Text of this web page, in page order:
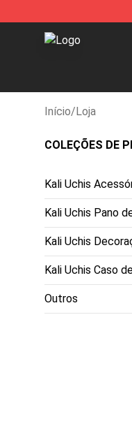
Kali Uchis Store -
Início/Loja
COLEÇÕES DE
Kali Uchis
Kali Uchis Pano
Kali Uchis
Kali Uchis Caso
Outros